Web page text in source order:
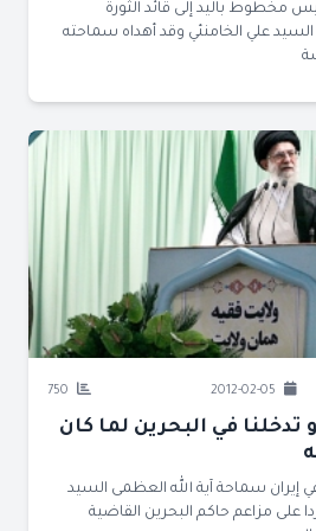
مخطوط باليد إلى قائد الثورة
السيد علي الخامنئي وقد أهداه سماحته
تدخلنا في البحرين لما كان
في إيران سماحة آية الله العظمى السيد
على مزاعم حاكم البحرين القاضية